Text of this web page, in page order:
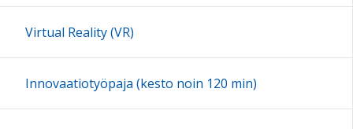
Virtual Reality (VR)
Innovaatiotyöpaja (kesto noin 120 min)